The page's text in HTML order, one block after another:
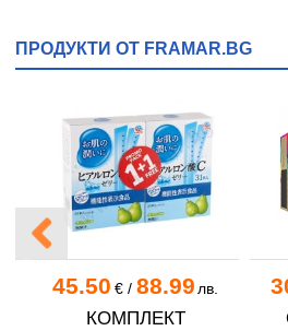
ПРОДУКТИ ОТ FRAMAR.BG
45.50 €/ 88.99 лв.
КОМПЛЕКТ